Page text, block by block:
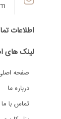
اطلاعات
لینک های
صفحه
درباره ما
تماس با ما